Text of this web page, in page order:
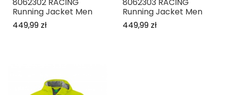
8062302 RACING
Running Jacket Men
449,99 zł
8062303 RACING
Running Jacket Men
449,99 zł